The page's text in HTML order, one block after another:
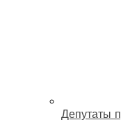
Депутаты